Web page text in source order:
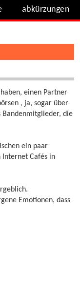
abkürzungen
einen Partner
, ja, sogar über
Bandenmitglieder, die
ein paar
Internet Cafés in
Emotionen, dass